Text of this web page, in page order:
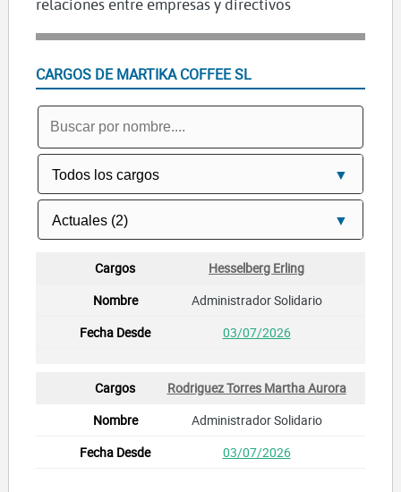
CARGOS DE MARTIKA COFFEE SL
Hesselberg Erling
Administrador Solidario
03/07/2026
Rodriguez Torres Martha Aurora
Administrador Solidario
03/07/2026